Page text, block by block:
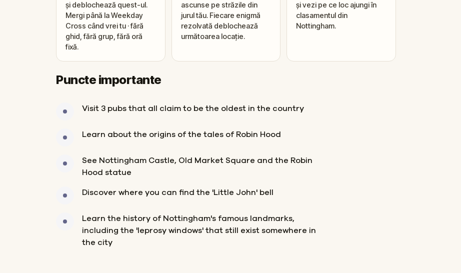
și deblochează quest-ul.
Mergi până la Weekday
Cross când vrei tu · fără
ghid, fără grup, fără oră
fixă.
ascunse pe străzile din
jurul tău. Fiecare enigmă
rezolvată deblochează
următoarea locație.
și vezi pe ce loc ajungi în
clasamentul din
Nottingham.
Puncte importante
Visit 3 pubs that all claim to be the oldest in the country
Learn about the origins of the tales of Robin Hood
See Nottingham Castle, Old Market Square and the Robin
Hood statue
Discover where you can find the 'Little John' bell
Learn the history of Nottingham's famous landmarks,
including the 'leprosy windows' that still exist somewhere in
the city